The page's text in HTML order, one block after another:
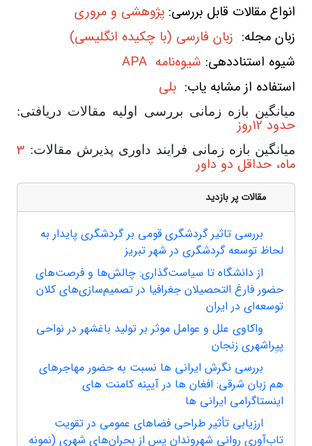
انواع مقالات قابل بررسی: پژوهشی و مروری
زبان مجله: زبان فارسی (با چکیده انگلیسی)
شیوه استناددهی: شیوه‌نامه APA
استفاده از مشابه یاب: بلی
میانگین بازه زمانی بررسی اولیه مقالات دریافتی:
حدود 12روز
میانگین بازه زمانی فرایند داوری پذیرش مقالات: 3
ماه، حداقل دو داور
مقالات پر بازدید
بررسی تاثیر گردشگری قومی بر گردشگری پایدار به
لحاظ توسعه گردشگری در شهر تبریز
از دانشگاه تا سیاست‌گذاری: چالش‌ها و فرصت‌های
حضور فارغ التحصیلان جغرافیا در تصمیم‌سازی‌های کلان
توسعه‌ای در ایران
واکاوی علل و عوامل موثر بر تولید باغشهر در نواحی
پیِراشهری زنجان
بررسی نگرش ایرانی ها نسبت به حضور مهاجرهای
هم زبان شرقی: افغان ها در آیینه کامنت های
اینستاگرامی ایرانی ها
ارزیابی تأثیر طراحی فضاهای عمومی در تقویت
تاب‌آوری روانی شهروندان پس از بحران‌های شهری (نمونه